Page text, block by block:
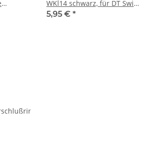
WKl14 schwarz, für DT Swiss
und Wheelsmith
5,95 € *